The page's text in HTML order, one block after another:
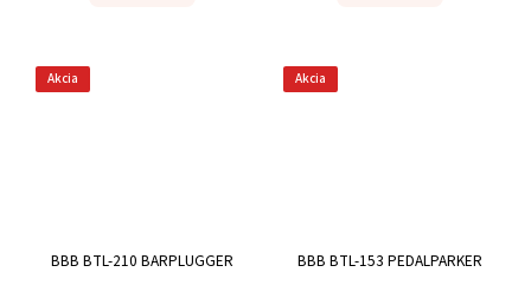
Akcia
BBB BTL-210 BARPLUGGER
Akcia
BBB BTL-153 PEDALPARKER